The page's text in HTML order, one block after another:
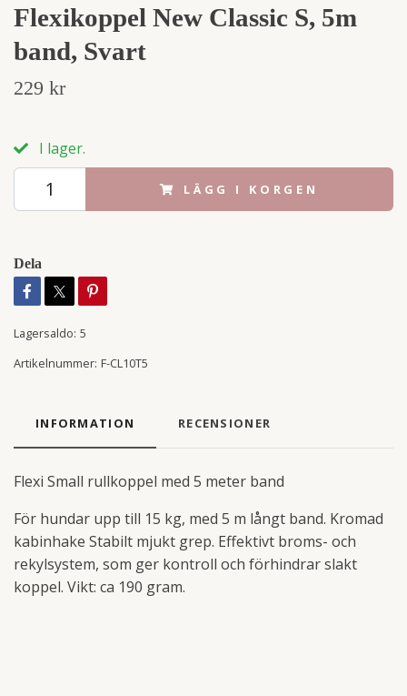
Flexikoppel New Classic S, 5m
band, Svart
229 kr
I lager.
LÄGG I KORGEN
Dela
Lagersaldo: 5
Artikelnummer: F-CL10T5
INFORMATION RECENSIONER
Flexi Small rullkoppel med 5 meter band
För hundar upp till 15 kg, med 5 m långt band. Kromad
kabinhake Stabilt mjukt grep. Effektivt broms- och
rekylsystem, som ger kontroll och förhindrar slakt
koppel. Vikt: ca 190 gram.